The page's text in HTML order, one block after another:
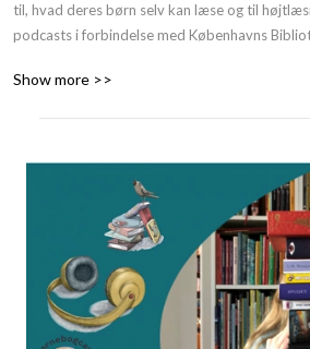
til, hvad deres børn selv kan læse og til
podcasts i forbindelse med Københavns
snakker med bl.a. børn, forskere og
bunkevis af gode bøger.
”Vi elsker bøger” dykker ned i emner der
læsning og sproglige udvikling og er både
Show more >>